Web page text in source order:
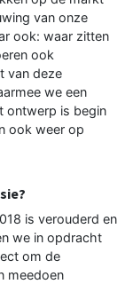
van onze
ook: waar zitten
ook
van deze
we een
ontwerp is begin
ook weer op
is verouderd en
we in opdracht
om de
meedoen